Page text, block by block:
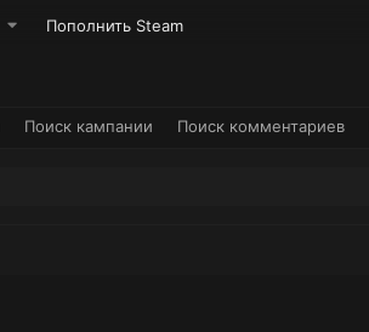
Пополнить Steam
Поиск кампании Поиск комментариев